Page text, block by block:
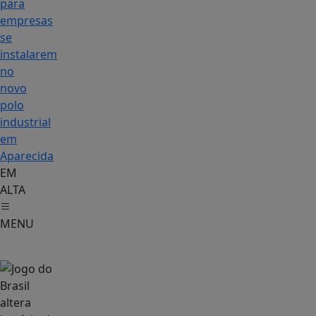
para
empresas
se
instalarem
no
novo
polo
industrial
em
Aparecida
EM
ALTA
MENU